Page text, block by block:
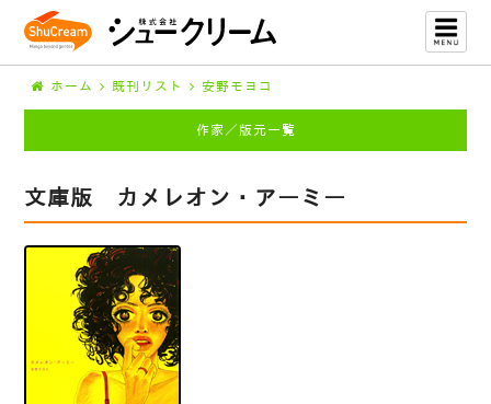
ホーム 既刊リスト 安野モヨコ
作家／版元一覧
文庫版 カメレオン・アーミー